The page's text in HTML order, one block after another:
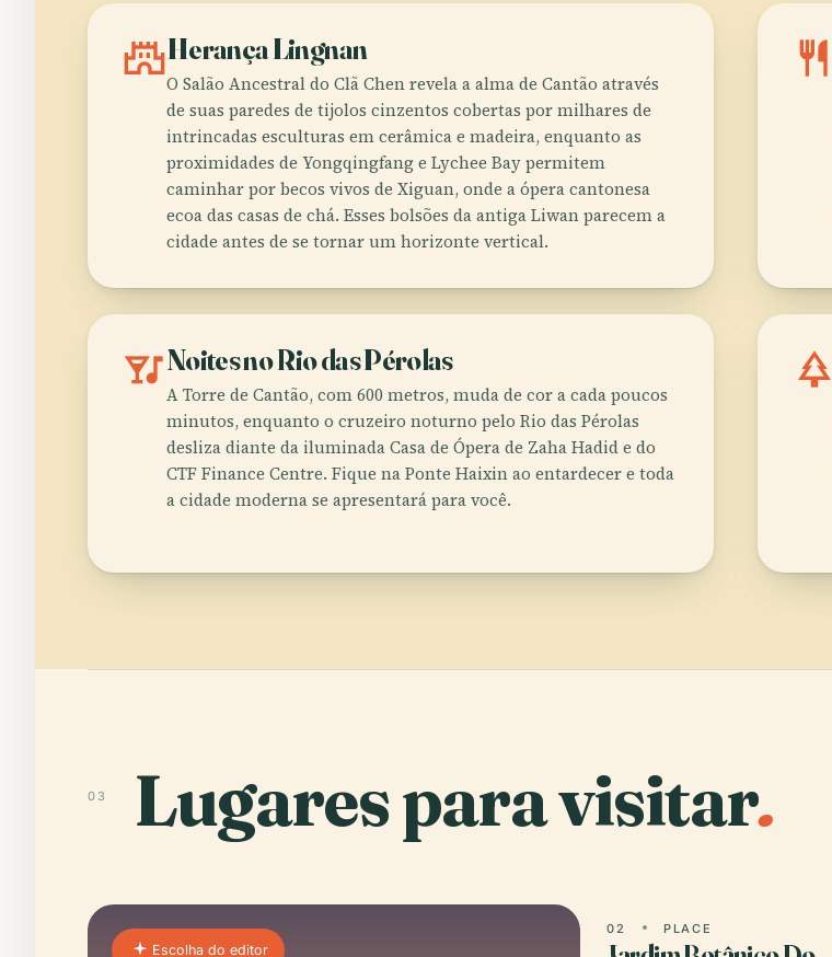
castleHerança Lingnan
O Salão Ancestral do Clã Chen revela a alma de Cantão através
de suas paredes de tijolos cinzentos cobertas por milhares de
intrincadas esculturas em cerâmica e madeira, enquanto as
proximidades de Yongqingfang e Lychee Bay permitem
caminhar por becos vivos de Xiguan, onde a ópera cantonesa
ecoa das casas de chá. Esses bolsões da antiga Liwan parecem a
cidade antes de se tornar um horizonte vertical.
restaurant
nightlifeNoites no Rio das Pérolas
A Torre de Cantão, com 600 metros, muda de cor a cada poucos
minutos, enquanto o cruzeiro noturno pelo Rio das Pérolas
desliza diante da iluminada Casa de Ópera de Zaha Hadid e do
CTF Finance Centre. Fique na Ponte Haixin ao entardecer e toda
a cidade moderna se apresentará para você.
park
03 Lugares para visitar.
Escolha do editor
02 PLACE